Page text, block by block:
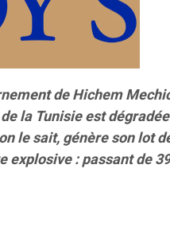
de Hichem
la Tunisie est
le sait, génère son lot
: passant de